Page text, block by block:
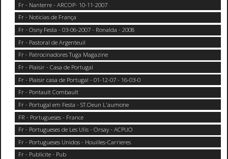
Fr - Nanterre - ARCOP- 10-11-2007
Fr - Noticias de França
Fr - Osny Festa - 03-06-2007 - Ronalda - 2008
Fr - Pastoral de Argenteuil
Fr - Patrocinadores Tuga Magazine
Fr - Plaisir - Casa de Portugal
Fr - Plaisir casa de Portugal - 01-12-07 - 16-03-0
Fr - Pontault Combault
Fr - Portugal em Festa - ST.Oeun L'aumone
FR - Portugueses - France
Fr - Portugueses de Les Ulis - Orsay - ACPUO
Fr - Portugueses Unidos - Houilles-Carrieres
Fr - Publicite - Pub